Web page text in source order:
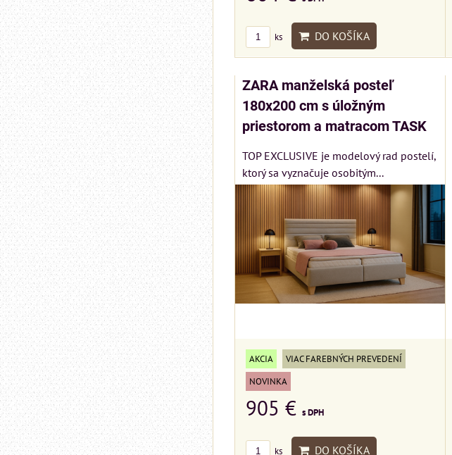
ks DO KOŠÍKA
ZARA manželská posteľ
180x200 cm s úložným
priestorom a matracom TASK
TOP EXCLUSIVE je modelový rad postelí,
ktorý sa vyznačuje osobitým...
AKCIA
VIAC FAREBNÝCH PREVEDENÍ
NOVINKA
905 € s DPH
ks DO KOŠÍKA